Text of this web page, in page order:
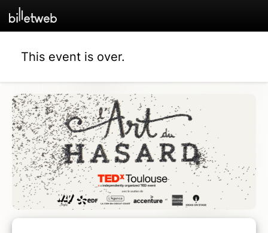
This event is over.